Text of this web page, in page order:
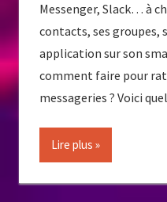
Messenger, Slack… à
contacts, ses groupes,
application sur son
comment faire pour
messageries ? Voici
Lire plus